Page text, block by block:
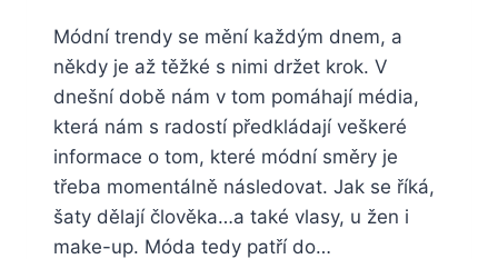
Módní trendy se mění každým dnem, a
někdy je až těžké s nimi držet krok. V
dnešní době nám v tom pomáhají média,
která nám s radostí předkládají veškeré
informace o tom, které módní směry je
třeba momentálně následovat. Jak se říká,
šaty dělají člověka…a také vlasy, u žen i
make-up. Móda tedy patří do…